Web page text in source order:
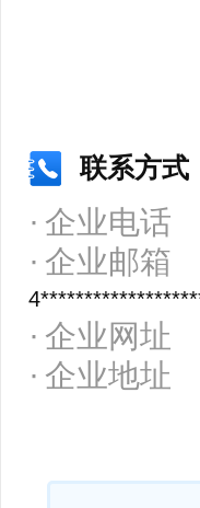
联系方式
企业电话
企业邮箱
企业网址
企业地址